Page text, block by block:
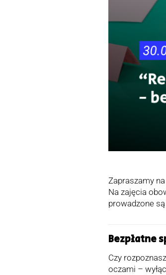
Zapraszamy
Na zajęcia
prowadzone
Bezpłatne
Czy
oczami –